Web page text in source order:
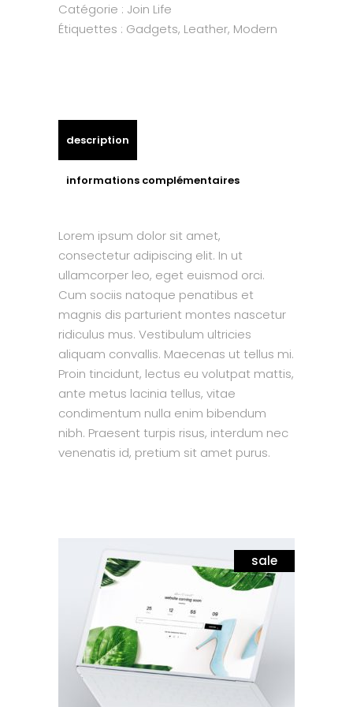
Catégorie : Join Life
Étiquettes : Gadgets, Leather, Modern
description
informations complémentaires
Lorem ipsum dolor sit amet,
consectetur adipiscing elit. In ut
ullamcorper leo, eget euismod orci.
Cum sociis natoque penatibus et
magnis dis parturient montes nascetur
ridiculus mus. Vestibulum ultricies
aliquam convallis. Maecenas ut tellus mi.
Proin tincidunt, lectus eu volutpat mattis,
ante metus lacinia tellus, vitae
condimentum nulla enim bibendum
nibh. Praesent turpis risus, interdum nec
venenatis id, pretium sit amet purus.
sale